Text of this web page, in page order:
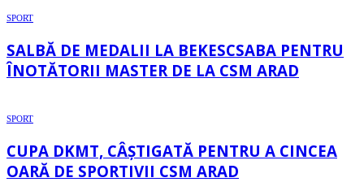
SPORT
SALBĂ DE MEDALII LA BEKESCSABA PENTRU
ÎNOTĂTORII MASTER DE LA CSM ARAD
SPORT
CUPA DKMT, CÂȘTIGATĂ PENTRU A CINCEA
OARĂ DE SPORTIVII CSM ARAD